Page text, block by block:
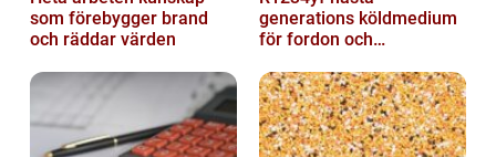
som förebygger brand
och räddar värden
generations köldmedium
för fordon och